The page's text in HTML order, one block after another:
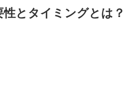
性とタイミングとは